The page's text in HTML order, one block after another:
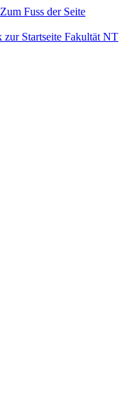
Zum Fuss der Seite
Fakultät NT